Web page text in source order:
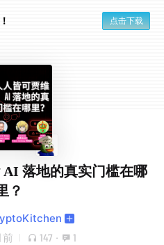
点击下载
AI 落地的真实门槛在哪
？
前 147 · 1